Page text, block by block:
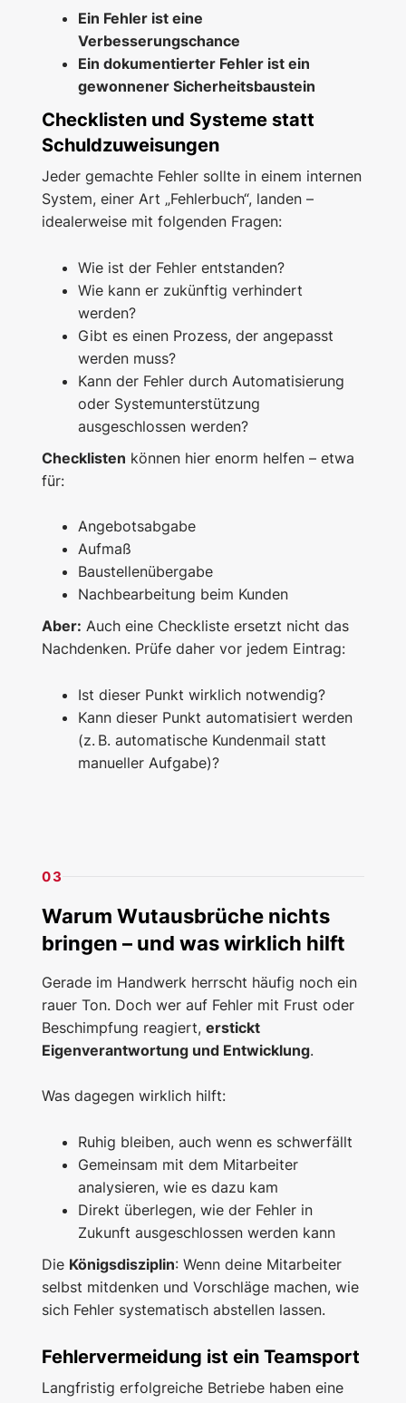
Ein Fehler ist eine
Verbesserungschance
Ein dokumentierter Fehler ist ein
gewonnener Sicherheitsbaustein
Checklisten und Systeme statt
Schuldzuweisungen
Jeder gemachte Fehler sollte in einem internen
System, einer Art „Fehlerbuch“, landen –
idealerweise mit folgenden Fragen:
Wie ist der Fehler entstanden?
Wie kann er zukünftig verhindert
werden?
Gibt es einen Prozess, der angepasst
werden muss?
Kann der Fehler durch Automatisierung
oder Systemunterstützung
ausgeschlossen werden?
Checklisten können hier enorm helfen – etwa
für:
Angebotsabgabe
Aufmaß
Baustellenübergabe
Nachbearbeitung beim Kunden
Aber: Auch eine Checkliste ersetzt nicht das
Nachdenken. Prüfe daher vor jedem Eintrag:
Ist dieser Punkt wirklich notwendig?
Kann dieser Punkt automatisiert werden
(z. B. automatische Kundenmail statt
manueller Aufgabe)?
03
Warum Wutausbrüche nichts
bringen – und was wirklich hilft
Gerade im Handwerk herrscht häufig noch ein
rauer Ton. Doch wer auf Fehler mit Frust oder
Beschimpfung reagiert,erstickt
Eigenverantwortung und Entwicklung.
Was dagegen wirklich hilft:
Ruhig bleiben, auch wenn es schwerfällt
Gemeinsam mit dem Mitarbeiter
analysieren, wie es dazu kam
Direkt überlegen, wie der Fehler in
Zukunft ausgeschlossen werden kann
Die Königsdisziplin: Wenn deine Mitarbeiter
selbst mitdenken und Vorschläge machen, wie
sich Fehler systematisch abstellen lassen.
Fehlervermeidung ist ein Teamsport
Langfristig erfolgreiche Betriebe haben eine